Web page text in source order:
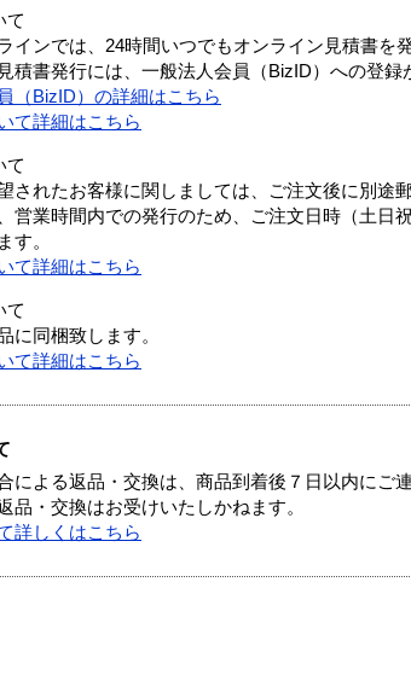
て
インでは、24時間いつでもオンライン見積書を
積書発行には、一般法人会員（BizID）への登録
（BizID）の詳細はこちら
て詳細はこちら
て
されたお客様に関しましては、ご注文後に別途
営業時間内での発行のため、ご注文日時（土日
す。
て詳細はこちら
て
に同梱致します。
て詳細はこちら
による返品・交換は、商品到着後７日以内にご
品・交換はお受けいたしかねます。
詳しくはこちら